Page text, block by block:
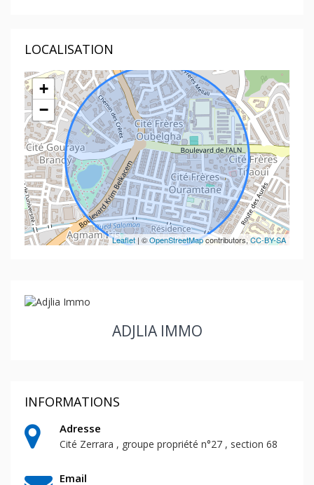
LOCALISATION
+
−
Leaflet | ©OpenStreetMapcontributors,CC-BY-SA
ADJLIA IMMO
INFORMATIONS
Adresse
Cité Zerrara , groupe propriété n°27 , section 68
Email